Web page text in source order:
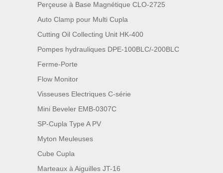
Perçeuse à Base Magnétique CLO-2725
Auto Clamp pour Multi Cupla
Cutting Oil Collecting Unit HK-400
Pompes hydrauliques DPE-100BLC/-200BLC
Ferme-Porte
Flow Monitor
Visseuses Electriques C-série
Mini Beveler EMB-0307C
SP-Cupla Type A PV
Myton Meuleuses
Cube Cupla
Marteaux à Aiguilles JT-16